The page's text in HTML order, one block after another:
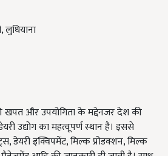
लुधियाना
खपत और उपयोगिता के मद्देनजर देश की
उद्योग का महत्वूपर्ण स्थान है। इससे
डेयरी इक्विपमेंट, मिल्क प्रोडक्शन, मिल्क